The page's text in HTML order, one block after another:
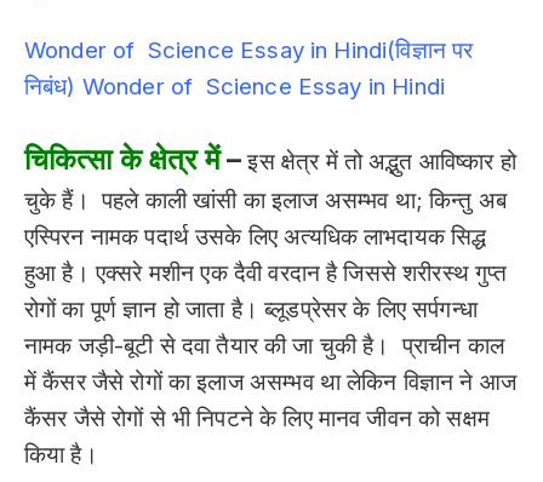
Wonder of Science Essay in Hindi(विज्ञान पर
निबंध) Wonder of Science Essay in Hindi
चिकित्सा के क्षेत्र में–इस क्षेत्र में तो अद्भुत आविष्कार हो
चुके हैं। पहले काली खांसी का इलाज असम्भव था; किन्तु अब
एस्पिरन नामक पदार्थ उसके लिए अत्यधिक लाभदायक सिद्ध
हुआ है। एक्सरे मशीन एक दैवी वरदान है जिससे शरीरस्थ गुप्त
रोगों का पूर्ण ज्ञान हो जाता है। ब्लूडप्रेसर के लिए सर्पगन्धा
नामक जड़ी-बूटी से दवा तैयार की जा चुकी है। प्राचीन काल
में कैंसर जैसे रोगों का इलाज असम्भव था लेकिन विज्ञान ने आज
कैंसर जैसे रोगों से भी निपटने के लिए मानव जीवन को सक्षम
किया है।